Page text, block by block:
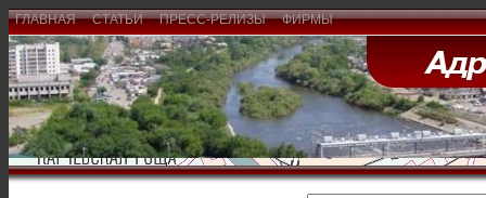
ГЛАВНАЯ СТАТЬИ ПРЕСС-РЕЛИЗЫ ФИРМЫ